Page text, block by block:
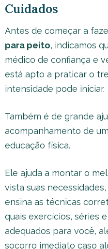
Cuidados
Antes de começar a
para peito, indicamos
médico de confiança e
está apto a praticar o
intensidade pode iniciar.
Também é de grande
acompanhamento de
educação física.
Ele ajuda a montar o
vista suas
ensina as técnicas
quais exercícios, séries
adequados para você,
socorro imediato caso